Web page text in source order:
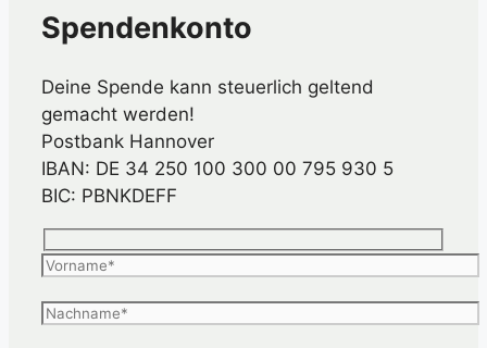
Spendenkonto
Deine Spende kann steuerlich geltend
gemacht werden!
Postbank Hannover
IBAN: DE 34 250 100 300 00 795 930 5
BIC: PBNKDEFF